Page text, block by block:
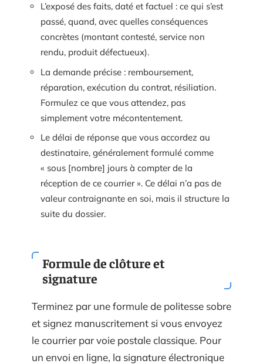
L’exposé des faits, daté et factuel : ce qui s’est
passé, quand, avec quelles conséquences
concrètes (montant contesté, service non
rendu, produit défectueux).
La demande précise : remboursement,
réparation, exécution du contrat, résiliation.
Formulez ce que vous attendez, pas
simplement votre mécontentement.
Le délai de réponse que vous accordez au
destinataire, généralement formulé comme
« sous [nombre] jours à compter de la
réception de ce courrier ». Ce délai n’a pas de
valeur contraignante en soi, mais il structure la
suite du dossier.
Formule de clôture et
signature
Terminez par une formule de politesse sobre
et signez manuscritement si vous envoyez
le courrier par voie postale classique. Pour
un envoi en ligne, la signature électronique